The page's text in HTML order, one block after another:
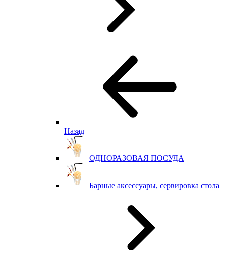
Назад
ОДНОРАЗОВАЯ ПОСУДА
Барные аксессуары, сервировка стола